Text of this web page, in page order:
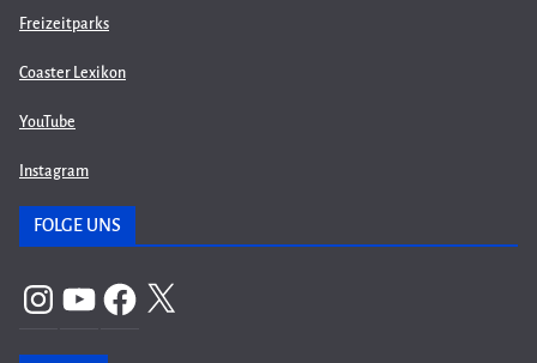
Freizeitparks
Coaster Lexikon
YouTube
Instagram
FOLGE UNS
InstagramYouTubeFacebook
X